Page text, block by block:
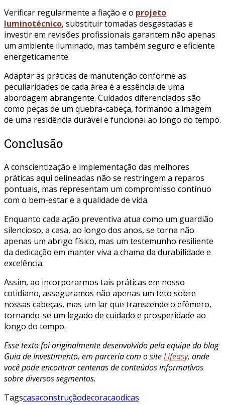
Verificar regularmente a fiação e o projeto
luminotécnico, substituir tomadas desgastadas e
investir em revisões profissionais garantem não apenas
um ambiente iluminado, mas também seguro e eficiente
energeticamente.
Adaptar as práticas de manutenção conforme as
peculiaridades de cada área é a essência de uma
abordagem abrangente. Cuidados diferenciados são
como peças de um quebra-cabeça, formando a imagem
de uma residência durável e funcional ao longo do tempo.
Conclusão
A conscientização e implementação das melhores
práticas aqui delineadas não se restringem a reparos
pontuais, mas representam um compromisso contínuo
com o bem-estar e a qualidade de vida.
Enquanto cada ação preventiva atua como um guardião
silencioso, a casa, ao longo dos anos, se torna não
apenas um abrigo físico, mas um testemunho resiliente
da dedicação em manter viva a chama da durabilidade e
excelência.
Assim, ao incorporarmos tais práticas em nosso
cotidiano, asseguramos não apenas um teto sobre
nossas cabeças, mas um lar que transcende o efêmero,
tornando-se um legado de cuidado e prosperidade ao
longo do tempo.
Esse texto foi originalmente desenvolvido pela equipe do blog
Guia de Investimento, em parceria com o siteLifeasy, onde
você pode encontrar centenas de conteúdos informativos
sobre diversos segmentos.
Tagscasaconstruçãodecoracaodicas